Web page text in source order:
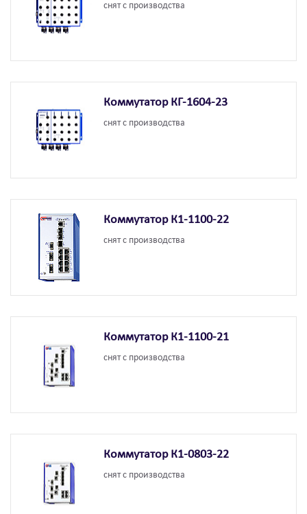
снят с производства
Коммутатор КГ-1604-23
снят с производства
Коммутатор К1-1100-22
снят с производства
Коммутатор К1-1100-21
снят с производства
Коммутатор К1-0803-22
снят с производства